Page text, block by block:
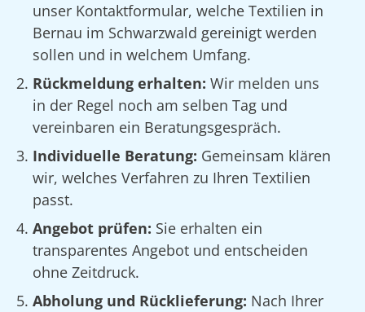
unser Kontaktformular, welche Textilien in
Bernau im Schwarzwald gereinigt werden
sollen und in welchem Umfang.
Rückmeldung erhalten: Wir melden uns
in der Regel noch am selben Tag und
vereinbaren ein Beratungsgespräch.
Individuelle Beratung: Gemeinsam klären
wir, welches Verfahren zu Ihren Textilien
passt.
Angebot prüfen: Sie erhalten ein
transparentes Angebot und entscheiden
ohne Zeitdruck.
Abholung und Rücklieferung: Nach Ihrer